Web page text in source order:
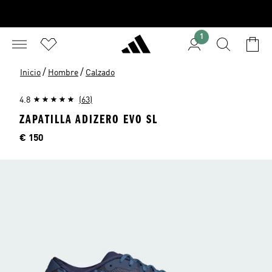
1
Inicio / Hombre / Calzado
4.8 (63)
ZAPATILLA ADIZERO EVO SL
Precio
€ 150